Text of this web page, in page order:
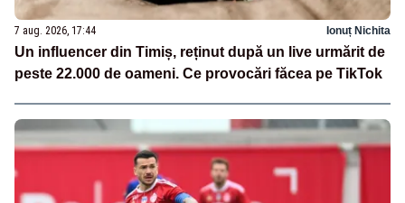
7 aug. 2026, 17:44 Ionuț Nichita
Un influencer din Timiș, reținut după un live urmărit de
peste 22.000 de oameni. Ce provocări făcea pe TikTok